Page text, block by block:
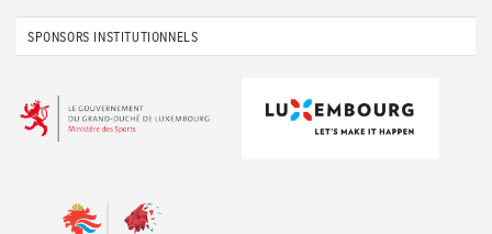
SPONSORS INSTITUTIONNELS